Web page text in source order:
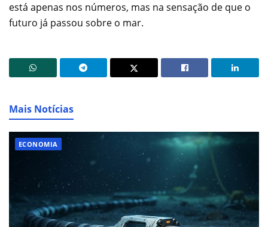
está apenas nos números, mas na sensação de que o
futuro já passou sobre o mar.
Mais Notícias
ECONOMIA